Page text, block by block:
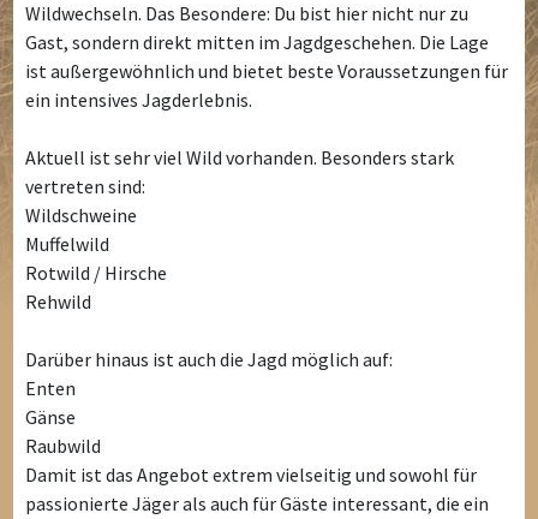
Wildwechseln. Das Besondere: Du bist hier nicht nur zu
Gast, sondern direkt mitten im Jagdgeschehen. Die Lage
ist außergewöhnlich und bietet beste Voraussetzungen für
ein intensives Jagderlebnis.
Aktuell ist sehr viel Wild vorhanden. Besonders stark
vertreten sind:
Wildschweine
Muffelwild
Rotwild / Hirsche
Rehwild
Darüber hinaus ist auch die Jagd möglich auf:
Enten
Gänse
Raubwild
Damit ist das Angebot extrem vielseitig und sowohl für
passionierte Jäger als auch für Gäste interessant, die ein